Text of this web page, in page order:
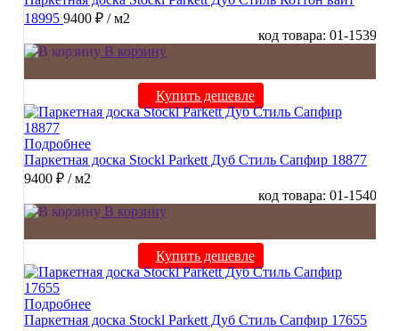
18995 9400 ₽ / м2
код товара: 01-1539
В корзину
Купить дешевле
Подробнее
Паркетная доска Stockl Parkett Дуб Стиль Сапфир 18877
9400 ₽ / м2
код товара: 01-1540
В корзину
Купить дешевле
Подробнее
Паркетная доска Stockl Parkett Дуб Стиль Сапфир 17655